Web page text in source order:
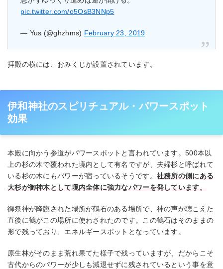
pic.twitter.com/o5OsB3NNp5
— Yus (@ghzhms) February 23, 2019
拝殿の横には、おみくじが設置されています。
伊和神社のスピリチュアル・パワースポット
効果
本殿に向かう参道がパワースポットと言われています。500本以
上の杉の木で覆われた境内として有名ですが、夫婦杉と呼ばれて
いる杉の木にもパワーが宿っているそうです。 社務所の側にある
大杉が御神木として境内全体に強力なパワーを発しています。
御祭神が降臨された場所が鶴石のある場所で、神の声が聴こえた
直後に鶴がこの場所に使わされたのです。この鶴石はそのままの
形で残っており、エネルギースポットとなっています。
原生林がそのまま荒れ果てた様子で残っていますが、だからこそ
古代からのパワーが少しも減退せずに残されているという事を意